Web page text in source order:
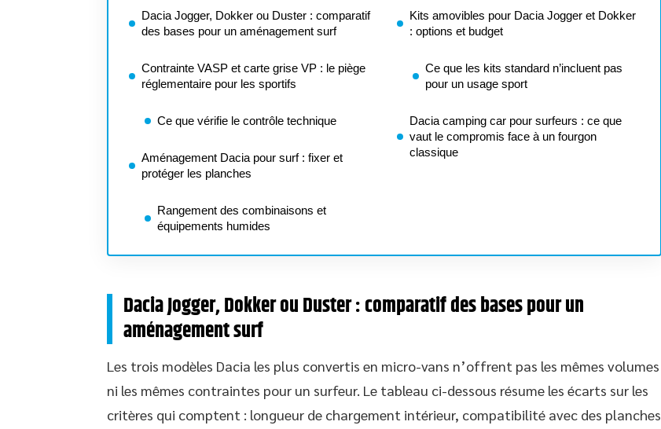
Dacia Jogger, Dokker ou Duster : comparatif
des bases pour un aménagement surf
Contrainte VASP et carte grise VP : le piège
réglementaire pour les sportifs
Ce que vérifie le contrôle technique
Aménagement Dacia pour surf : fixer et
protéger les planches
Rangement des combinaisons et
équipements humides
Kits amovibles pour Dacia Jogger et Dokker
: options et budget
Ce que les kits standard n’incluent pas
pour un usage sport
Dacia camping car pour surfeurs : ce que
vaut le compromis face à un fourgon
classique
Dacia Jogger, Dokker ou Duster : comparatif des bases pour un
aménagement surf
Les trois modèles Dacia les plus convertis en micro-vans n’offrent pas les mêmes volumes
ni les mêmes contraintes pour un surfeur. Le tableau ci-dessous résume les écarts sur les
critères qui comptent : longueur de chargement intérieur, compatibilité avec des planches